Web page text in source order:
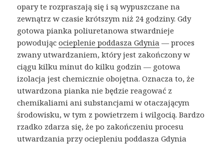
opary te rozpraszają się i są wypuszczane na
zewnątrz w czasie krótszym niż 24 godziny. Gdy
gotowa pianka poliuretanowa stwardnieje
powodującocieplenie poddasza Gdynia — proces
zwany utwardzaniem, który jest zakończony w
ciągu kilku minut do kilku godzin — gotowa
izolacja jest chemicznie obojętna. Oznacza to, że
utwardzona pianka nie będzie reagować z
chemikaliami ani substancjami w otaczającym
środowisku, w tym z powietrzem i wilgocią. Bardzo
rzadko zdarza się, że po zakończeniu procesu
utwardzania przy ociepleniu poddasza Gdynia